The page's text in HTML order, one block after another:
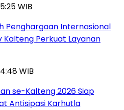
WIB
Penghargaan Internasional
Kalteng Perkuat Layanan
WIB
se-Kalteng 2026 Siap
Antisipasi Karhutla